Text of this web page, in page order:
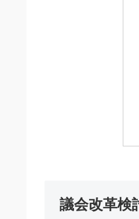
議会改革検